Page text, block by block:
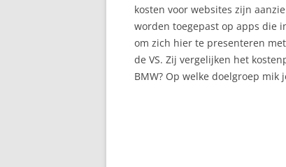
kosten voor websites zijn
worden toegepast op apps die
om zich hier te presenteren
de VS. Zij vergelijken het
BMW? Op welke doelgroep mik